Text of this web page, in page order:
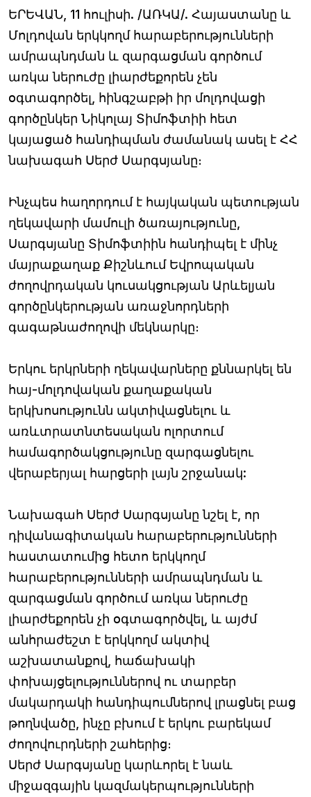
ԵՐԵՎԱՆ, 11 հուլիսի. /ԱՌԿԱ/. Հայաստանը և
Մոլդովան երկկողմ հարաբերությունների
ամրապնդման և զարգացման գործում
առկա ներուժը լիարժեքորեն չեն
օգտագործել, հինգշաբթի իր մոլդովացի
գործընկեր Նիկոլայ Տիմոֆտիի հետ
կայացած հանդիպման ժամանակ ասել է ՀՀ
նախագահ Սերժ Սարգսյանը։
Ինչպես հաղորդում է հայկական պետության
ղեկավարի մամուլի ծառայությունը,
Սարգսյանը Տիմոֆտիին հանդիպել է մինչ
մայրաքաղաք Քիշնևում Եվրոպական
ժողովրդական կուսակցության Արևելյան
գործընկերության առաջնորդների
գագաթնաժողովի մեկնարկը։
Երկու երկրների ղեկավարները քննարկել են
հայ-մոլդովական քաղաքական
երկխոսությունն ակտիվացնելու և
առևտրատնտեսական ոլորտում
համագործակցությունը զարգացնելու
վերաբերյալ հարցերի լայն շրջանակ:
Նախագահ Սերժ Սարգսյանը նշել է, որ
դիվանագիտական հարաբերությունների
հաստատումից հետո երկկողմ
հարաբերությունների ամրապնդման և
զարգացման գործում առկա ներուժը
լիարժեքորեն չի օգտագործվել, և այժմ
անհրաժեշտ է երկկողմ ակտիվ
աշխատանքով, հաճախակի
փոխայցելություններով ու տարբեր
մակարդակի հանդիպումներով լրացնել բաց
թողնվածը, ինչը բխում է երկու բարեկամ
ժողովուրդների շահերից։
Սերժ Սարգսյանը կարևորել է նաև
միջազգային կազմակերպությունների